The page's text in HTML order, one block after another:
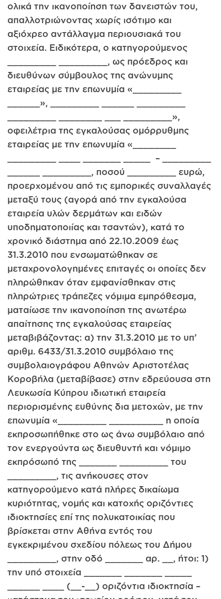
ολικά την ικανοποίηση των δανειστών του,
απαλλοτριώνοντας χωρίς ισότιμο και
αξιόχρεο αντάλλαγμα περιουσιακά του
στοιχεία. Ειδικότερα, ο κατηγορούμενος
_________ _________, ως πρόεδρος και
διευθύνων σύμβουλος της ανώνυμης
εταιρείας με την επωνυμία «_________
______», _________ ______ _________
_________ ________ ___ _________»,
οφειλέτρια της εγκαλούσας ομόρρυθμης
εταιρείας με την επωνυμία «________
_________ ____ _______ _____ – _________
______ _________, ποσού _________ ευρώ,
προερχομένου από τις εμπορικές συναλλαγές
μεταξύ τους (αγορά από την εγκαλούσα
εταιρεία υλών δερμάτων και ειδών
υποδηματοποιίας και τσαντών), κατά το
χρονικό διάστημα από 22.10.2009 έως
31.3.2010 που ενσωματώθηκαν σε
μεταχρονολογημένες επιταγές οι οποίες δεν
πληρώθηκαν όταν εμφανίσθηκαν στις
πληρώτριες τράπεζες νόμιμα εμπρόθεσμα,
ματαίωσε την ικανοποίηση της ανωτέρω
απαίτησης της εγκαλούσας εταιρείας
μεταβιβάζοντας: α) την 31.3.2010 με το υπ’
αριθμ. 6433/31.3.2010 συμβόλαιο της
συμβολαιογράφου Αθηνών Αριστοτέλας
Κοροβήλα (μεταβίβασε) στην εδρεύουσα στη
Λευκωσία Κύπρου ιδιωτική εταιρεία
περιορισμένης ευθύνης δια μετοχών, με την
επωνυμία «_________ __________ η οποία
εκπροσωπήθηκε στο ως άνω συμβόλαιο από
τον ενεργούντα ως διευθυντή και νόμιμο
εκπρόσωπό της _______ _________ του
_________, τις ανήκουσες στον
κατηγορούμενο κατά πλήρες δικαίωμα
κυριότητας, νομής και κατοχής οριζόντιες
ιδιοκτησίες επί της πολυκατοικίας που
βρίσκεται στην Αθήνα εντός του
εγκεκριμένου σχεδίου πόλεως του Δήμου
_________, στην οδό _______ αρ. __, ήτοι: 1)
την υπό στοιχεία _______ _______ _____
______ ____ (__-__) οριζόντια ιδιοκτησία –